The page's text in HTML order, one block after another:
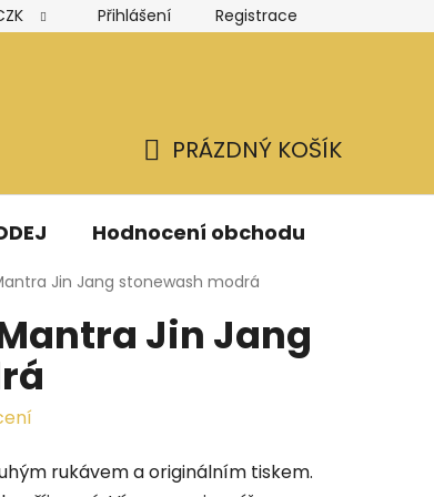
obchodu Obchodní podmínky
Přihlášení Registrace
KOŠÍK
PRÁZDNÝ KOŠÍK
Hodnocení obchodu
Jin Jang stonewash modrá
Jin Jang
rukávem a originálním tiskem.